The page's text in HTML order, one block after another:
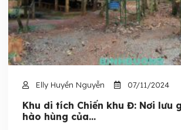
Elly Huyền Nguyễn 07/11/2024
Khu di tích Chiến khu Đ: Nơi lưu
hào hùng của...